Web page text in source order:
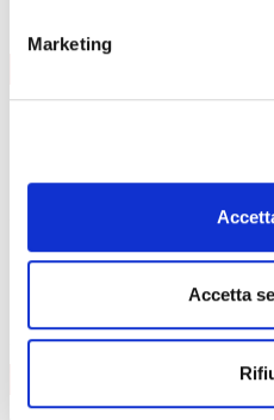
Marketing
Accetta
prezzo
€ 140
durata
6 ore
€ 140
FORMAZIONE GENERALE